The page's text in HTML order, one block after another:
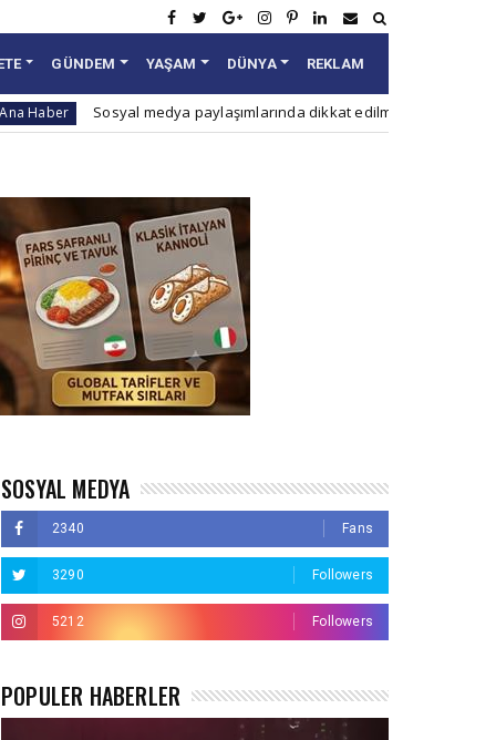
GÜNDEM YAŞAM DÜNYA REKLAM
Sosyal medya paylaşımlarında dikkat edilmesi gereken 10 nokta
SOSYAL MEDYA
2340 Fans
3290 Followers
5212 Followers
POPÜLER HABERLER